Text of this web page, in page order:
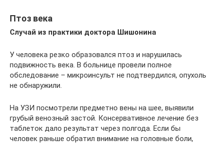
Птоз века
Случай из практики доктора Шишонина
У человека резко образовался птоз и нарушилась
подвижность века. В больнице провели полное
обследование – микроинсульт не подтвердился, опухоль
не обнаружили.
На УЗИ посмотрели предметно вены на шее, выявили
грубый венозный застой. Консервативное лечение без
таблеток дало результат через полгода. Если бы
человек раньше обратил внимание на головные боли,